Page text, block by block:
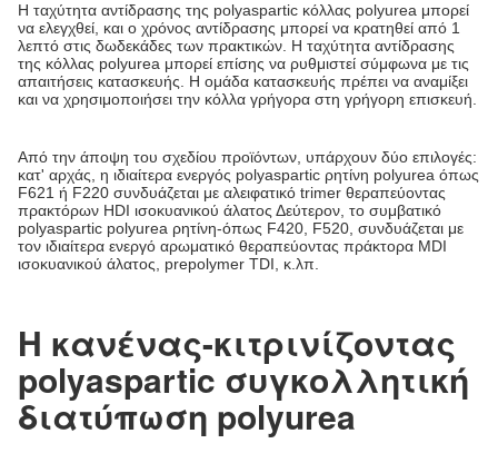
Η ταχύτητα αντίδρασης της polyaspartic κόλλας polyurea μπορεί
να ελεγχθεί, και ο χρόνος αντίδρασης μπορεί να κρατηθεί από 1
λεπτό στις δωδεκάδες των πρακτικών. Η ταχύτητα αντίδρασης
της κόλλας polyurea μπορεί επίσης να ρυθμιστεί σύμφωνα με τις
απαιτήσεις κατασκευής. Η ομάδα κατασκευής πρέπει να αναμίξει
και να χρησιμοποιήσει την κόλλα γρήγορα στη γρήγορη επισκευή.
Από την άποψη του σχεδίου προϊόντων, υπάρχουν δύο επιλογές:
κατ' αρχάς, η ιδιαίτερα ενεργός polyaspartic ρητίνη polyurea όπως
F621 ή F220 συνδυάζεται με αλειφατικό trimer θεραπεύοντας
πρακτόρων HDI ισοκυανικού άλατος Δεύτερον, το συμβατικό
polyaspartic polyurea ρητίνη-όπως F420, F520, συνδυάζεται με
τον ιδιαίτερα ενεργό αρωματικό θεραπεύοντας πράκτορα MDI
ισοκυανικού άλατος, prepolymer TDI, κ.λπ.
Η κανένας-κιτρινίζοντας
polyaspartic συγκολλητική
διατύπωση polyurea